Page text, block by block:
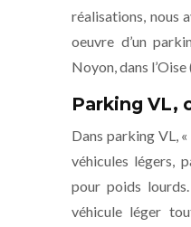
réalisations, nous
oeuvre d’un
Noyon, dans l’Oise
Parking VL,
Dans parking VL,
véhicules légers,
pour poids
véhicule léger